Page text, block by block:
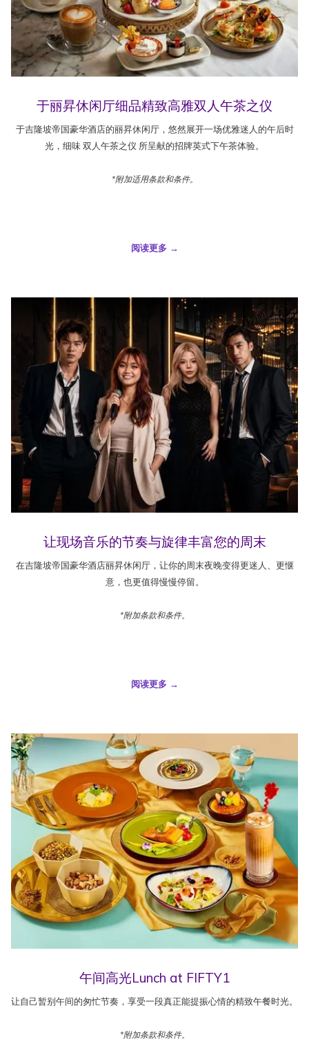
于丽昇休闲厅细品精致高雅双人午茶之仪
于吉隆坡帝国豪华酒店的丽昇休闲厅，悠然展开一场优雅迷人的午后时
光，细味 双人午茶之仪 所呈献的招牌英式下午茶体验。
*附加适用条款和条件。
阅读更多
让现场音乐的节奏与旋律丰富您的周末
在吉隆坡帝国豪华酒店丽昇休闲厅，让你的周末夜晚变得更迷人、更惬
意，也更值得慢慢停留。
*附加条款和条件。
阅读更多
午间高光Lunch at FIFTY1
让自己暂别午间的匆忙节奏，享受一段真正能提振心情的精致午餐时光。
*附加条款和条件。